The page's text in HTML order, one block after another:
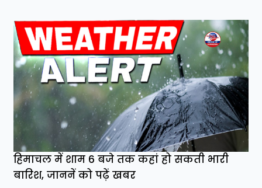
हिमाचल में शाम 6 बजे तक कहां हो सकती भारी
बारिश, जाननें को पढ़ें खबर